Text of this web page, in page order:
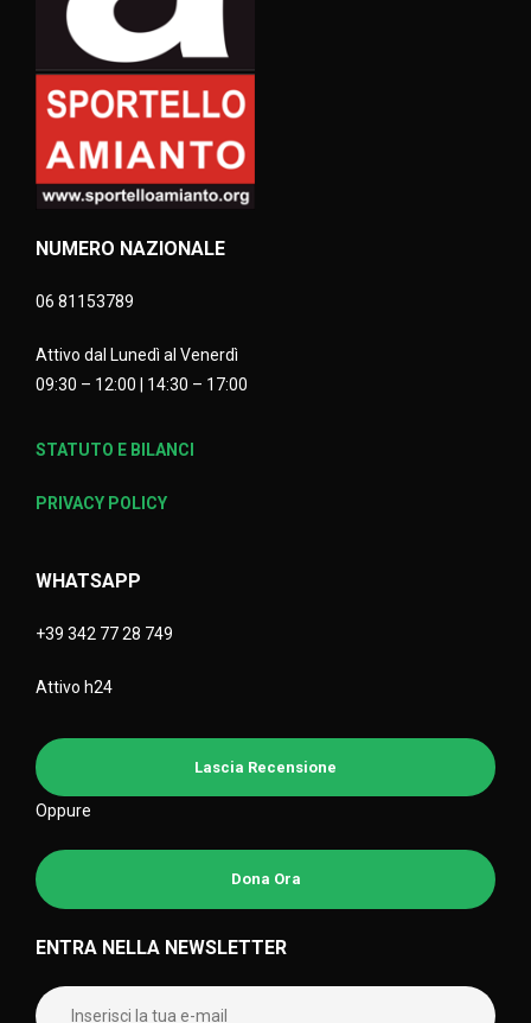
NUMERO NAZIONALE
06 81153789
Attivo dal Lunedì al Venerdì
09:30 – 12:00 | 14:30 – 17:00
STATUTO E BILANCI
PRIVACY POLICY
WHATSAPP
+39 342 77 28 749
Attivo h24
Lascia Recensione
Oppure
Dona Ora
ENTRA NELLA NEWSLETTER